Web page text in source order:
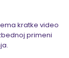
kratke video
primeni